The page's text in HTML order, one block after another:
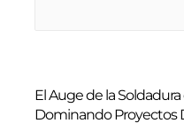
a
El Auge de la
Dominando Proyectos